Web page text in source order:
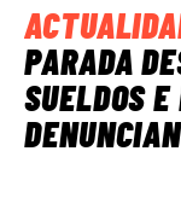
PARADA
SUELDOS